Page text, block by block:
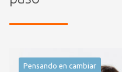
Pensando en cambiar